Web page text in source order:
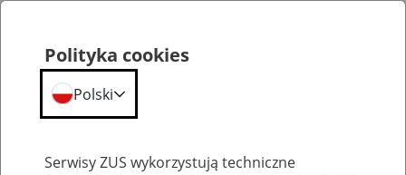
Polityka cookies
Polski
Serwisy ZUS wykorzystują techniczne